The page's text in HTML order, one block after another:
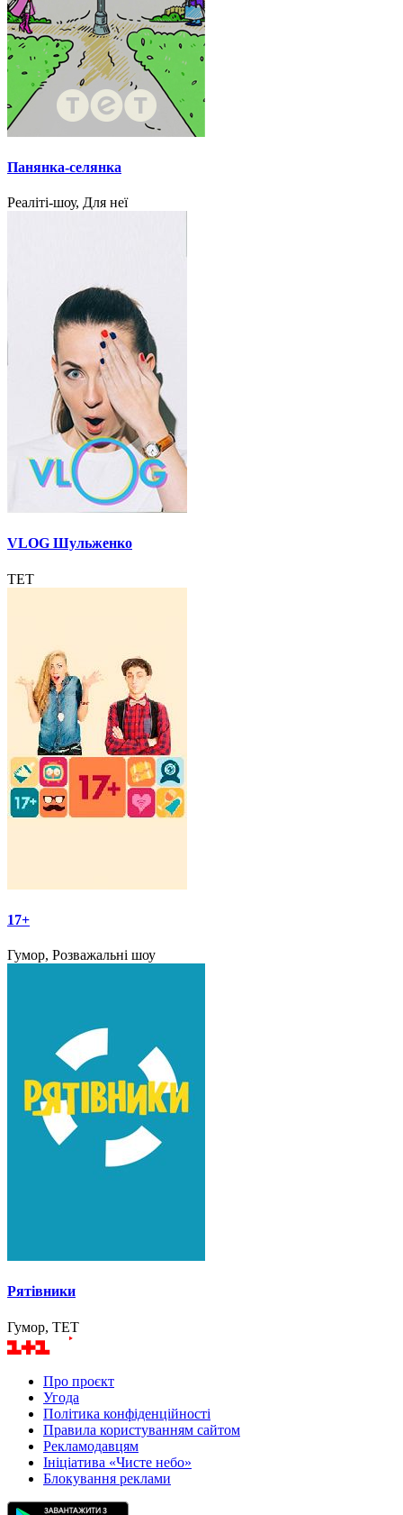
Панянка-селянка
Реаліті-шоу, Для неї
VLOG Шульженко
ТЕТ
17+
Гумор, Розважальні шоу
Рятівники
Гумор, ТЕТ
Про проєкт
Угода
Політика конфіденційності
Правила користуванням сайтом
Рекламодавцям
Ініціатива «Чисте небо»
Блокування реклами